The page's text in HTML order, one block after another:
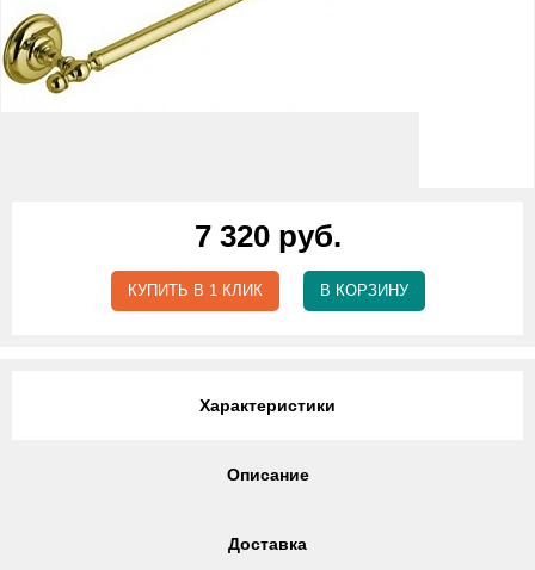
7 320 руб.
КУПИТЬ В 1 КЛИК В КОРЗИНУ
Характеристики
Описание
Доставка